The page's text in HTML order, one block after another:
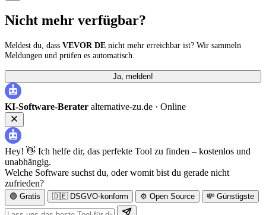
Nicht mehr verfügbar?
Meldest du, dass VEVOR DE nicht mehr erreichbar ist? Wir sammeln
Meldungen und prüfen es automatisch.
Ja, melden!
KI-Software-Berater alternative-zu.de · Online
Hey! 👋 Ich helfe dir, das perfekte Tool zu finden – kostenlos und
unabhängig.
Welche Software suchst du, oder womit bist du gerade nicht
zufrieden?
🟢 Gratis 🇩🇪 DSGVO-konform ⚙️ Open Source 💸 Günstigste